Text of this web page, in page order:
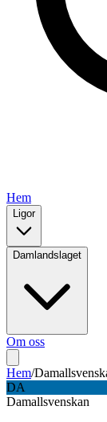
Hem
Ligor
Damlandslaget
Om oss
Hem/
DA
Damallsvenskan